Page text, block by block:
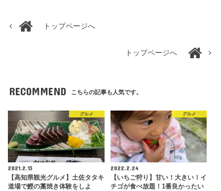
トップページへ
トップページへ
RECOMMEND こちらの記事も人気です。
グルメ
2021.2.13
【高知県観光グルメ】土佐タタキ
道場で鰹の藁焼き体験をしよ
グルメ
2022.2.24
【いちご狩り】甘い！大きい！イ
チゴが食べ放題！1番良かったい